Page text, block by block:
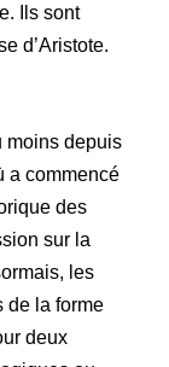
Ils sont
d’Aristote.
moins depuis
a commencé
des
sur la
les
de la forme
deux